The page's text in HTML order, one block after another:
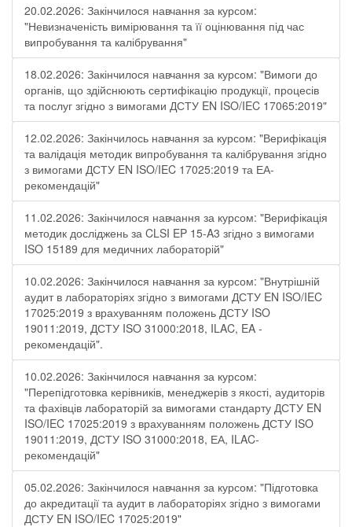
20.02.2026: Закінчилося навчання за курсом:
"Невизначеність вимірювання та її оцінювання під час
випробування та калібрування"
18.02.2026: Закінчилося навчання за курсом: "Вимоги до
органів, що здійснюють сертифікацію продукції, процесів
та послуг згідно з вимогами ДСТУ EN ISO/IEC 17065:2019"
12.02.2026: Закінчилось навчання за курсом: "Верифікація
та валідація методик випробування та калібрування згідно
з вимогами ДСТУ EN ISO/IEC 17025:2019 та ЕА-
рекомендацій"
11.02.2026: Закінчилося навчання за курсом: "Верифікація
методик досліджень за CLSI EP 15-A3 згідно з вимогами
ISO 15189 для медичних лабораторій"
10.02.2026: Закінчилося навчання за курсом: "Внутрішній
аудит в лабораторіях згідно з вимогами ДСТУ EN ISO/IEC
17025:2019 з врахуванням положень ДСТУ ISO
19011:2019, ДСТУ ISO 31000:2018, ILAC, EA -
рекомендацій".
10.02.2026: Закінчилося навчання за курсом:
"Перепідготовка керівників, менеджерів з якості, аудиторів
та фахівців лабораторій за вимогами стандарту ДСТУ EN
ISO/IEC 17025:2019 з врахуванням положень ДСТУ ISO
19011:2019, ДСТУ ISO 31000:2018, ЕА, ILAC-
рекомендацій"
05.02.2026: Закінчилося навчання за курсом: "Підготовка
до акредитації та аудит в лабораторіях згідно з вимогами
ДСТУ EN ISO/IEC 17025:2019"